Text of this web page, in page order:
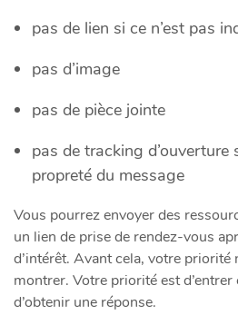
pas de lien si ce n’est pas
pas d’image
pas de pièce jointe
pas de tracking d’ouverture
propreté du message
Vous pourrez envoyer des
un lien de prise de rendez-vous
d’intérêt. Avant cela, votre priorité
montrer. Votre priorité est
d’obtenir une réponse.